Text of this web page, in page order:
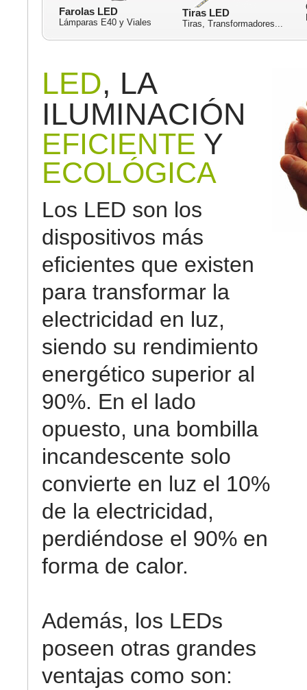
Farolas LED
Lámparas E40 y Viales
Tiras LED
Tiras, Transformadores...
LED, LA
ILUMINACIÓN
EFICIENTE Y
ECOLÓGICA
Los LED son los
dispositivos más
eficientes que existen
para transformar la
electricidad en luz,
siendo su rendimiento
energético superior al
90%. En el lado
opuesto, una bombilla
incandescente solo
convierte en luz el 10%
de la electricidad,
perdiéndose el 90% en
forma de calor.
Además, los LEDs
poseen otras grandes
ventajas como son: